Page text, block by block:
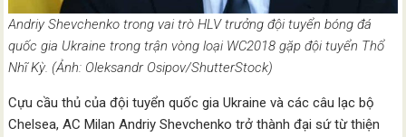
Andriy Shevchenko trong vai trò HLV trưởng đội tuyển bóng đá
quốc gia Ukraine trong trận vòng loại WC2018 gặp đội tuyển Thổ
Nhĩ Kỳ. (Ảnh: Oleksandr Osipov/ShutterStock)
Cựu cầu thủ của đội tuyển quốc gia Ukraine và các câu lạc bộ
Chelsea, AC Milan Andriy Shevchenko trở thành đại sứ từ thiện